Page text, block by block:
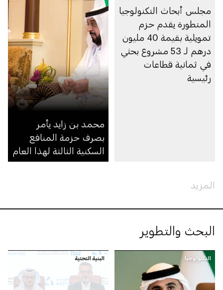
مجلس أبحاث التكنولوجيا
المتطورة يقدم حزم
تمويلية بقيمة 40 مليون
درهم لـ 53 مشروع بحثي
في ثمانية قطاعات
رئيسية
محمد بن زايد يأمر
بصرف حزمة المنافع
السكنية الثالثة لهذا العام
المزيد
البحث والتطوير
التكنولوجيا البنية التحتية